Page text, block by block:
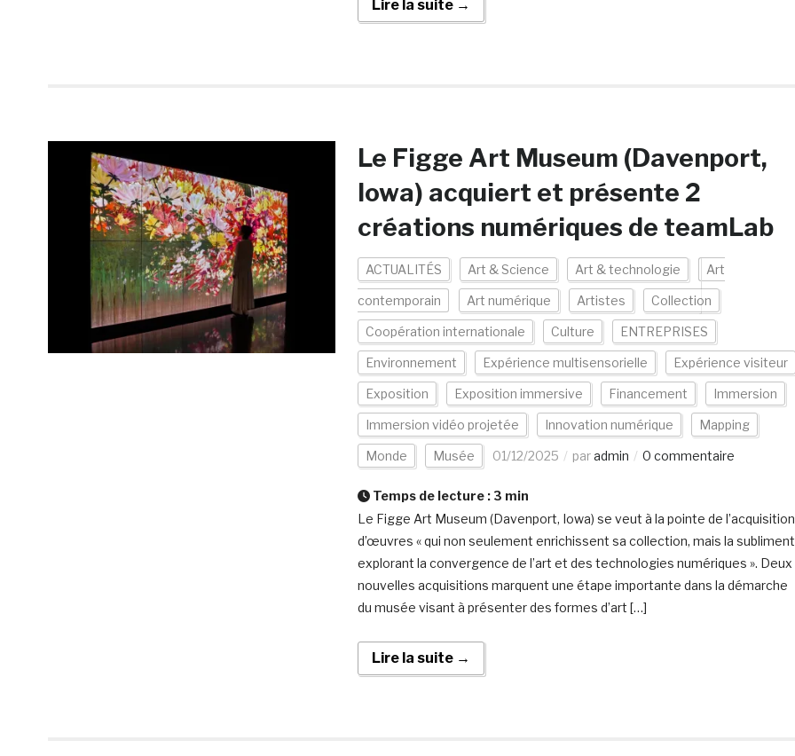
Lire la suite →
Le Figge Art Museum (Davenport,
Iowa) acquiert et présente 2
créations numériques de teamLab
ACTUALITÉS Art & Science Art & technologie Art
contemporain Art numérique Artistes Collection
Coopération internationale Culture ENTREPRISES
Environnement Expérience multisensorielle Expérience visiteur
Exposition Exposition immersive Financement Immersion
Immersion vidéo projetée Innovation numérique Mapping
Monde Musée 01/12/2025 paradmin 0 commentaire
Temps de lecture : 3 min
Le Figge Art Museum (Davenport, Iowa) se veut à la pointe de l’acquisition
d’œuvres « qui non seulement enrichissent sa collection, mais la
explorant la convergence de l’art et des technologies numériques ». Deux
nouvelles acquisitions marquent une étape importante dans la démarche
du musée visant à présenter des formes d’art […]
Lire la suite →